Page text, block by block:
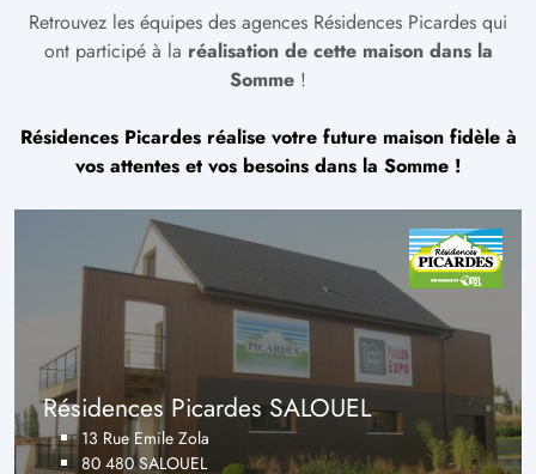
Retrouvez les équipes des agences Résidences Picardes qui
ont participé à la réalisation de cette maison dans la
Somme !
Résidences Picardes réalise votre future maison fidèle à
vos attentes et vos besoins dans la Somme !
Résidences Picardes SALOUEL
13 Rue Emile Zola
80 480 SALOUEL